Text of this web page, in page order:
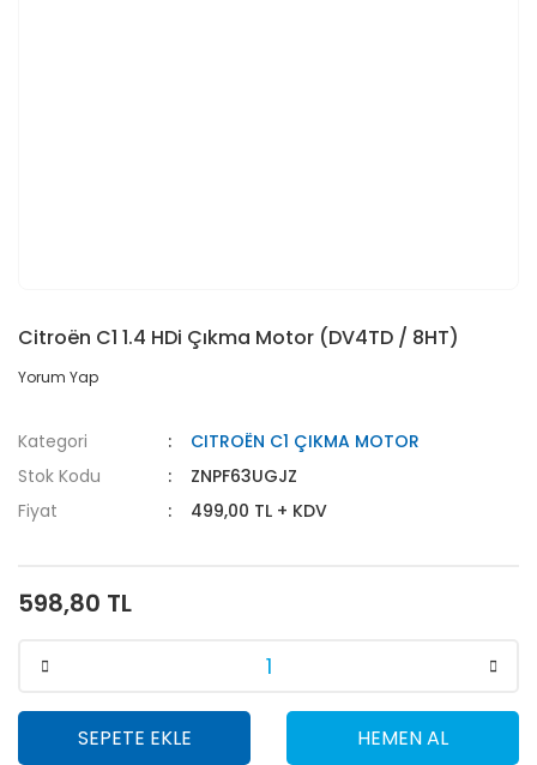
Citroën C1 1.4 HDi Çıkma Motor (DV4TD / 8HT)
Yorum Yap
Kategori
CITROËN C1 ÇIKMA MOTOR
Stok Kodu
ZNPF63UGJZ
Fiyat
499,00 TL + KDV
598,80 TL
SEPETE EKLE HEMEN AL